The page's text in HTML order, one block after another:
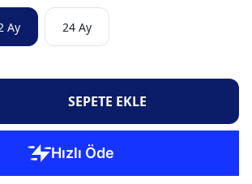
Ay 24 Ay
SEPETE EKLE